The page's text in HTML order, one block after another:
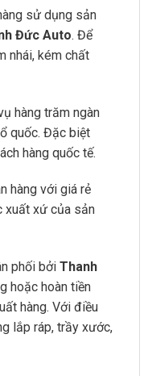
sử dụng sản
Đức Auto. Để
nhái, kém chất
hàng trăm ngàn
quốc. Đặc biệt
hàng quốc tế.
hàng với giá rẻ
xuất xứ của sản
phối bởi Thanh
hoặc hoàn tiền
hàng. Với điều
lắp ráp, trầy xước,